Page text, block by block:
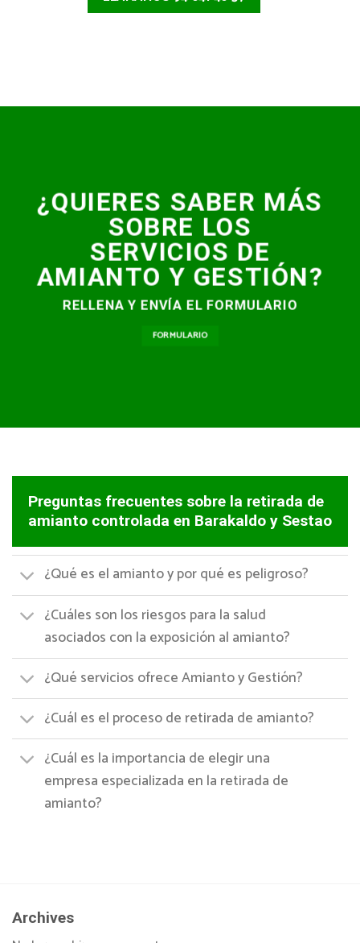
¿QUIERES SABER MÁS
SOBRE LOS
SERVICIOS DE
AMIANTO Y GESTIÓN?
RELLENA Y ENVÍA EL FORMULARIO
FORMULARIO
Preguntas frecuentes sobre la retirada de
amianto controlada en Barakaldo y Sestao
¿Qué es el amianto y por qué es peligroso?
¿Cuáles son los riesgos para la salud
asociados con la exposición al amianto?
¿Qué servicios ofrece Amianto y Gestión?
¿Cuál es el proceso de retirada de amianto?
¿Cuál es la importancia de elegir una
empresa especializada en la retirada de
amianto?
Archives